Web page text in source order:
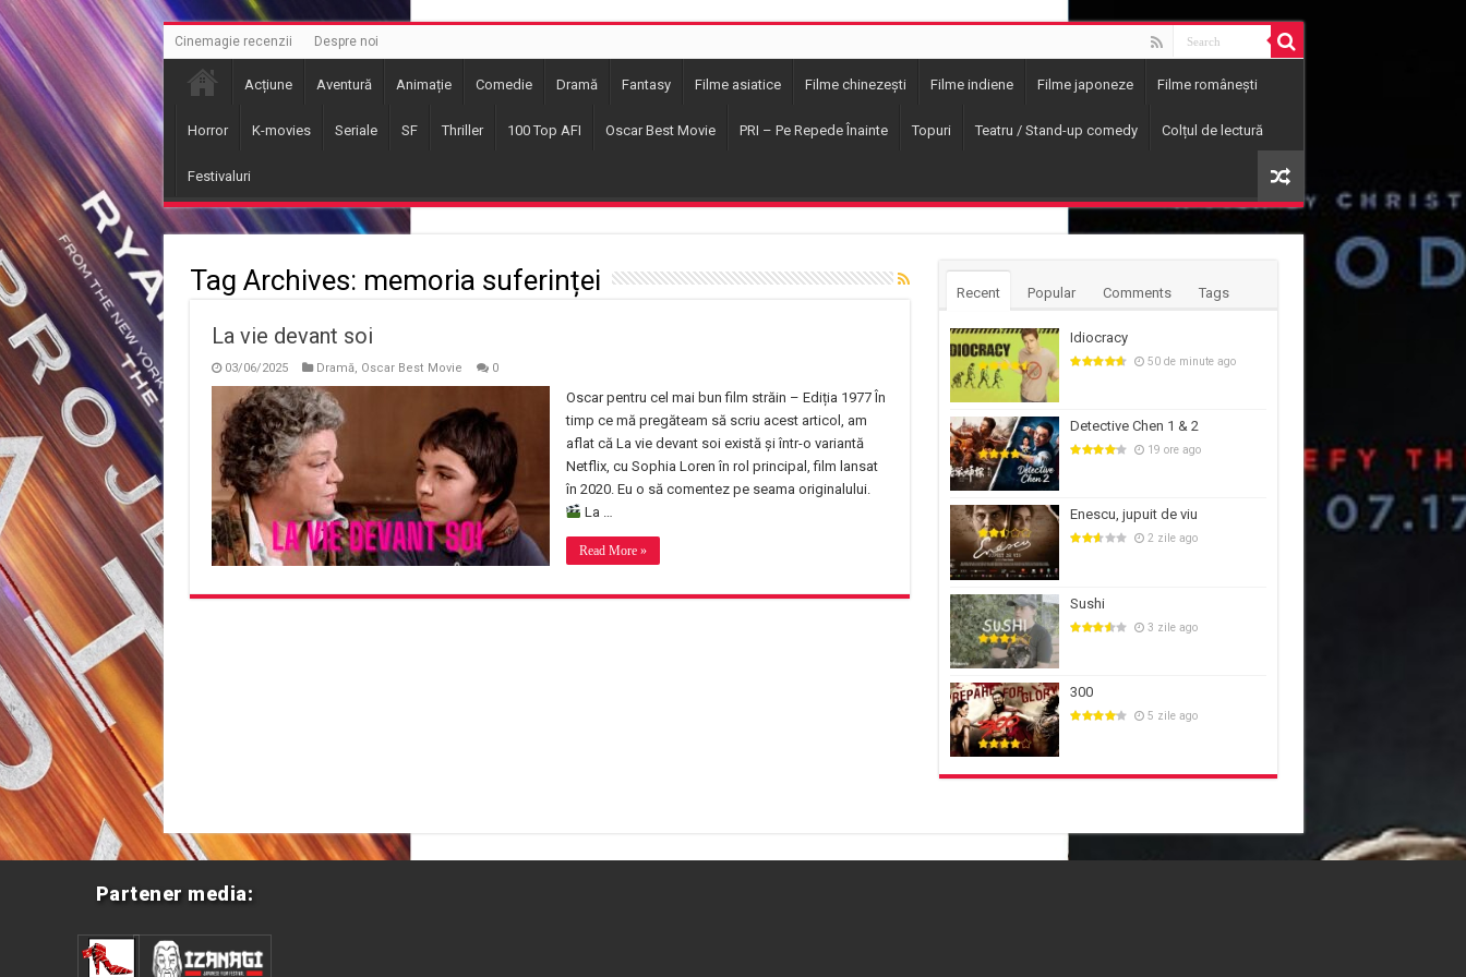
Cinemagie recenzii Despre noi
Acțiune Aventură Animație Comedie Dramă Fantasy Filme asiatice Filme chinezești Filme indiene Filme japoneze Filme românești
Horror K-movies Seriale SF Thriller 100 Top AFI Oscar Best Movie PRI – Pe Repede Înainte Topuri Teatru / Stand-up comedy Colțul de lectură
Festivaluri
Tag Archives: memoria suferinței
La vie devant soi
03/06/2025 Dramă, Oscar Best Movie 0
Oscar pentru cel mai bun film străin – Ediția 1977 În
timp ce mă pregăteam să scriu acest articol, am
aflat că La vie devant soi există și într-o variantă
Netflix, cu Sophia Loren în rol principal, film lansat
în 2020. Eu o să comentez pe seama originalului.
La …
Read More »
Recent Popular Comments Tags
Idiocracy
50 de minute ago
Detective Chen 1 & 2
19 ore ago
Enescu, jupuit de viu
2 zile ago
Sushi
3 zile ago
300
5 zile ago
Partener media: